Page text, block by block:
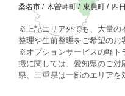
桑名市 / 木曽岬町/ 東員町 / 四
※上記エリア外でも、大量の
整理や生前整理をご希望のお
※オプションサービスの軽ト
搬に関しては、愛知県のご
県、三重県は一部のエリアを